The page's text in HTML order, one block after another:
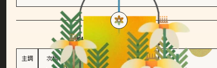
對方的主調蠟燭是...
主調 次調